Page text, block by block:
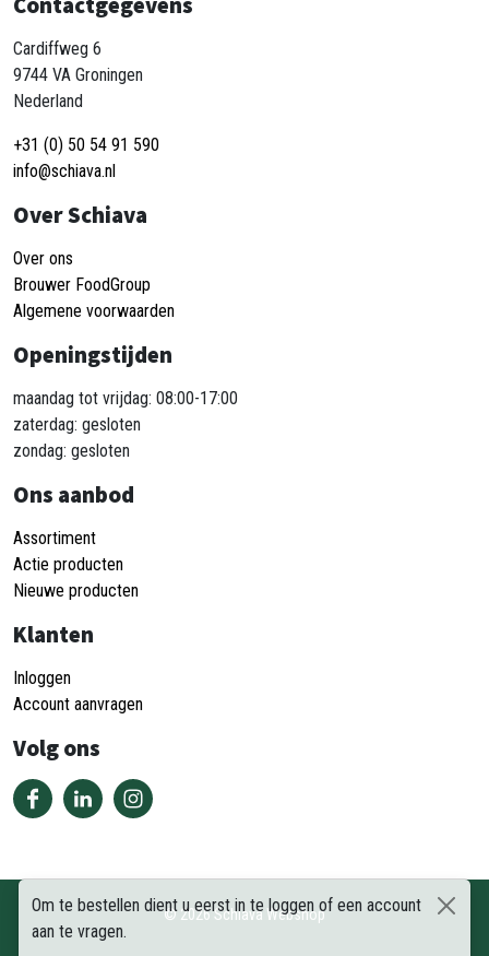
Om te bestellen dient u eerst in te loggen of een account
aan te vragen.
Cardiffweg 6
9744 VA Groningen
Nederland
+31 (0) 50 54 91 590
info@schiava.nl
Over Schiava
Over ons
Brouwer FoodGroup
Algemene voorwaarden
Openingstijden
maandag tot vrijdag: 08:00-17:00
zaterdag: gesloten
zondag: gesloten
Ons aanbod
Assortiment
Actie producten
Nieuwe producten
Klanten
Inloggen
Account aanvragen
Volg ons
©2026Schiava Webshop